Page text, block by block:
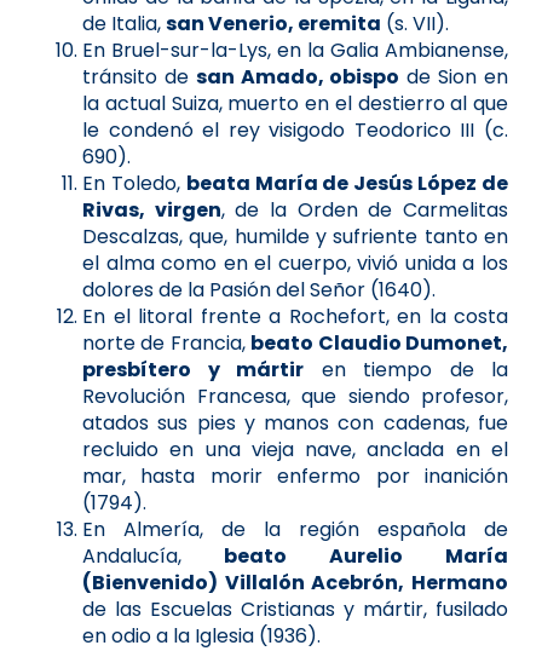
de Italia,san Venerio, eremita (s. VII).
En Bruel-sur-la-Lys, en la Galia Ambianense,
tránsito de san Amado, obispo de Sion en
la actual Suiza, muerto en el destierro al que
le condenó el rey visigodo Teodorico III (c.
690).
En Toledo, beata María de Jesús López de
Rivas, virgen, de la Orden de Carmelitas
Descalzas, que, humilde y sufriente tanto en
el alma como en el cuerpo, vivió unida a los
dolores de la Pasión del Señor (1640).
En el litoral frente a Rochefort, en la costa
norte de Francia, beato Claudio Dumonet,
presbítero y mártir en tiempo de la
Revolución Francesa, que siendo profesor,
atados sus pies y manos con cadenas, fue
recluido en una vieja nave, anclada en el
mar, hasta morir enfermo por inanición
(1794).
En Almería, de la región española de
Andalucía, beato Aurelio María
(Bienvenido) Villalón Acebrón, Hermano
de las Escuelas Cristianas y mártir, fusilado
en odio a la Iglesia (1936).